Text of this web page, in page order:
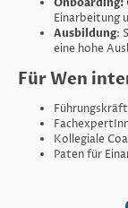
Onboarding:
Einarbeitung
Ausbildung:
eine hohe
Für Wen
Kollegiale
Paten für